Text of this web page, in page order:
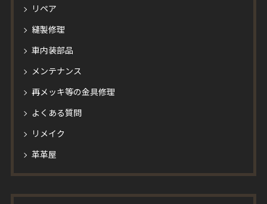
リペア
縫製修理
車内装部品
メンテナンス
再メッキ等の金具修理
よくある質問
リメイク
革革屋